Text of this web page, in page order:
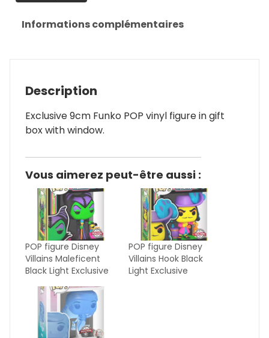
Informations complémentaires
Description
Exclusive 9cm Funko POP vinyl figure in gift
box with window.
Vous aimerez peut-être aussi :
POP figure Disney
Villains Maleficent
Black Light Exclusive
POP figure Disney
Villains Hook Black
Light Exclusive